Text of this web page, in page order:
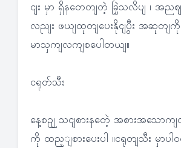
ငျး မှာ ရှိနတေတျတဲ့ ခြှဲသလိပျ ၊ အ
လညျး ဖယျထုတျပေးနိုငျပွီး အဆုတျ
မာသှကျလကျစပေါတယျ။
ငရုတ်သီး
နေ့စဉျ သငျစားနတေဲ့ အစားအသောက
ကို ထည့ျစားပေးပါ ။ငရုတျသီး မှာပါ